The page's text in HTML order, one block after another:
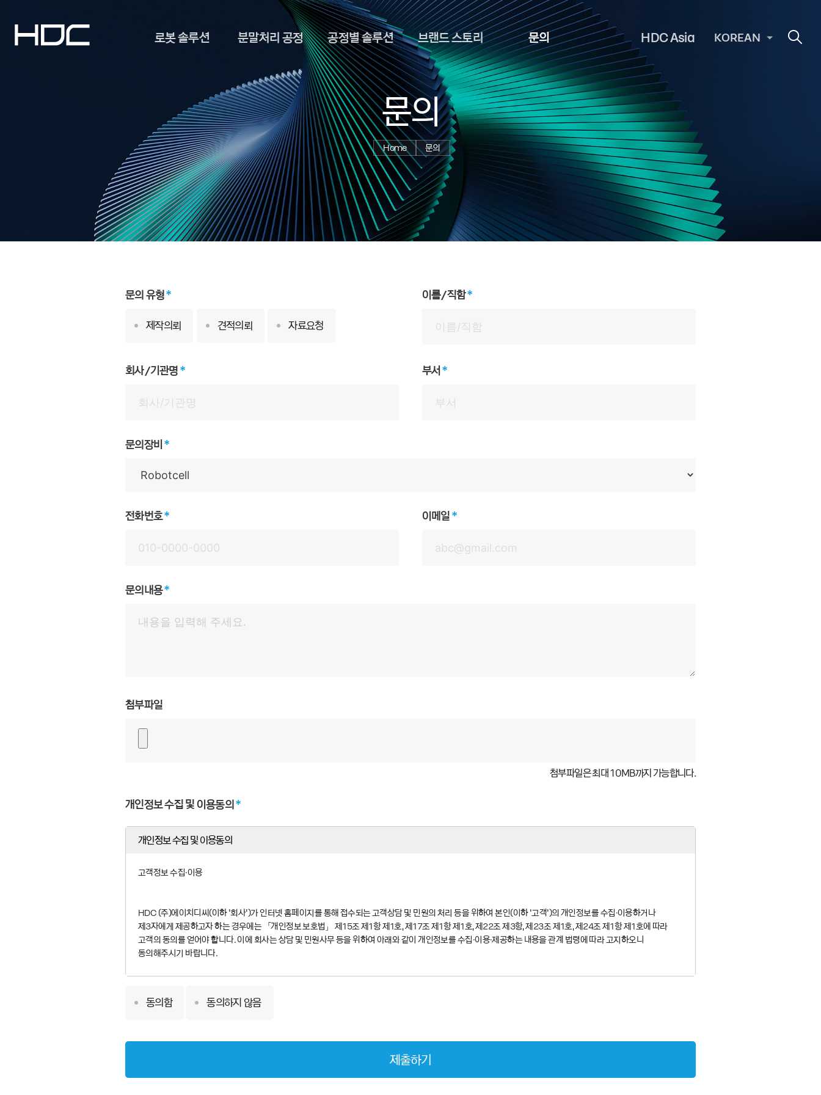
로봇 솔루션 분말처리 공정 공정별 솔루션 브랜드 스토리 문의 HDC Asia KOREAN
문의
Home 문의
문의 유형
제작의뢰 견적의뢰 자료요청
이름/직함
회사/기관명 부서
문의장비
전화번호 이메일
문의내용
첨부파일
첨부파일은 최대 10MB까지 가능합니다.
개인정보 수집 및 이용동의
개인정보 수집 및 이용동의
고객정보 수집·이용
HDC (주)에이치디씨(이하 ‘회사’)가 인터넷 홈페이지를 통해 접수되는 고객상담 및 민원의 처리 등을 위하여 본인(이하 ‘고객’)의 개인정보를 수집·이용하거나
제3자에게 제공하고자 하는 경우에는 「개인정보 보호법」 제15조 제1항 제1호, 제17조 제1항 제1호, 제22조 제3항, 제23조 제1호, 제24조 제1항 제1호에 따라
고객의 동의를 얻어야 합니다. 이에 회사는 상담 및 민원사무 등을 위하여 아래와 같이 개인정보를 수집·이용·제공하는 내용을 관계 법령에 따라 고지하오니
동의해주시기 바랍니다.
동의함 동의하지 않음
제출하기